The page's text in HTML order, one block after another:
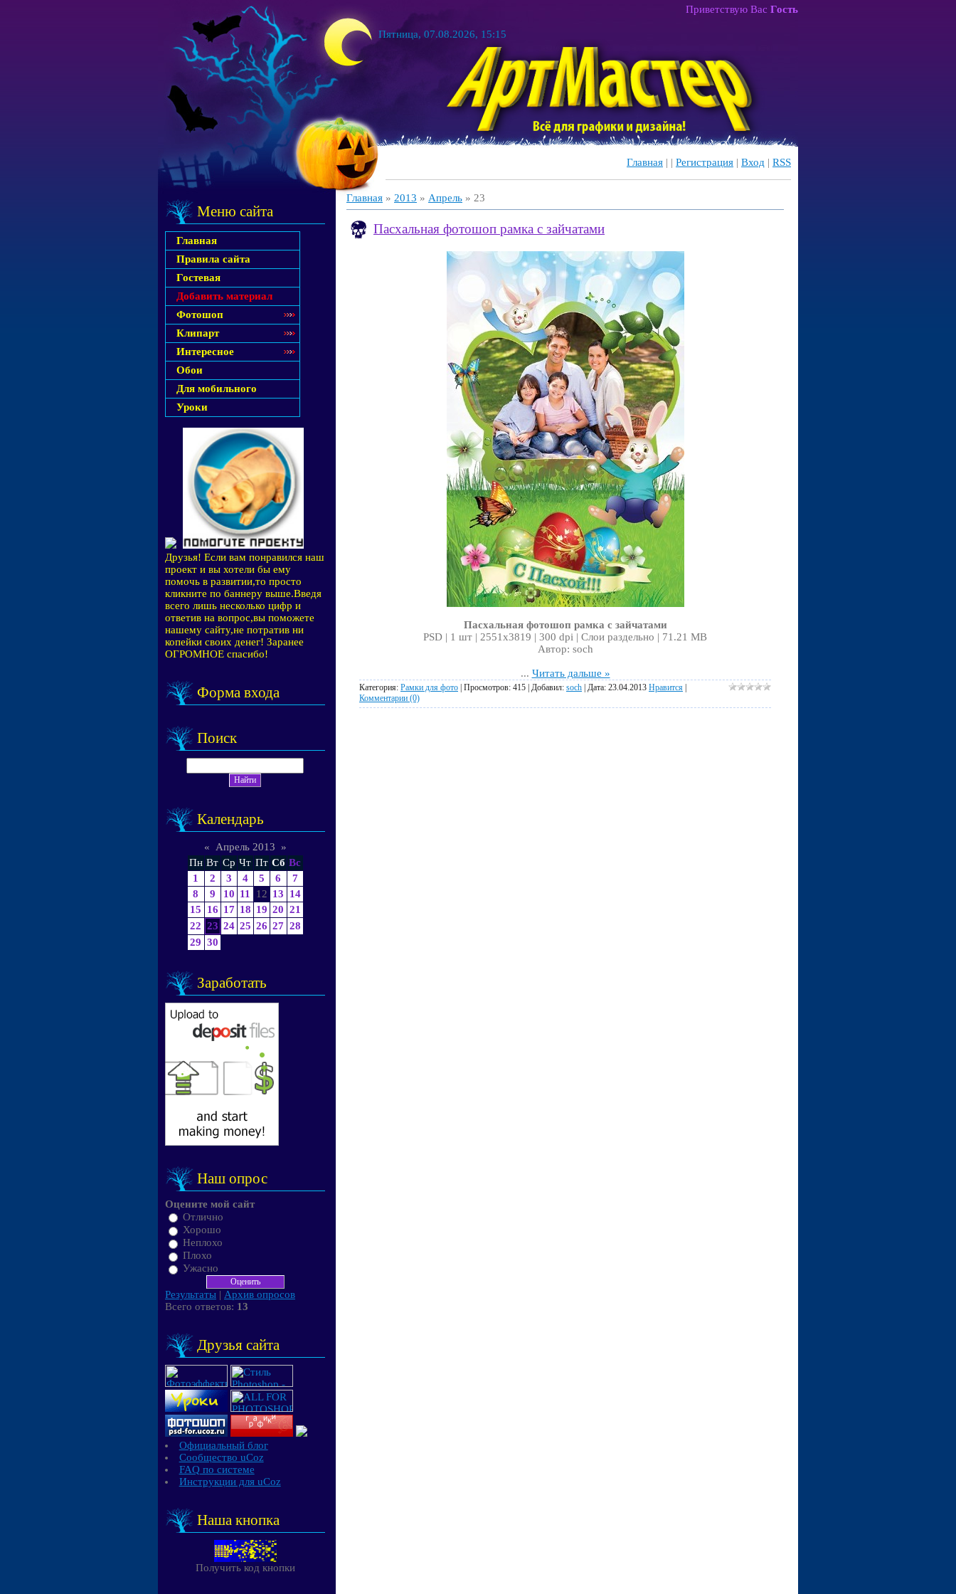
Пятница, 07.08.2026, 15:15
Приветствую Вас Гость
Главная | | Регистрация | Вход | RSS
Меню сайта
Главная
Правила сайта
Гостевая
Добавить материал
Фотошоп
Клипарт
Интересное
Обои
Для мобильного
Уроки
Друзья! Если вам понравился наш
проект и вы хотели бы ему
помочь в развитии,то просто
кликните по баннеру выше.Введя
всего лишь несколько цифр и
ответив на вопрос,вы поможете
нашему сайту,не потратив ни
копейки своих денег! Заранее
ОГРОМНОЕ спасибо!
Форма входа
Поиск
Календарь
« Апрель 2013
»
Пн Вт Ср Чт Пт Сб Вс
1
2 3 4 5 6
7
8
9 10 11 12 13
14
15
16 17 18 19 20 21
22 23 24 25 26 27 28
29 30
Заработать
Наш опрос
Оцените мой сайт
Отлично
Хорошо
Неплохо
Плохо
Ужасно
Результаты | Архив опросов
Всего ответов: 13
Друзья сайта
Официальный блог
Сообщество uCoz
FAQ по системе
Инструкции для uCoz
Наша кнопка
Получить код кнопки
Главная » 2013 » Апрель » 23
Пасхальная фотошоп рамка с зайчатами
Пасхальная фотошоп рамка с зайчатами
PSD | 1 шт | 2551x3819 | 300 dpi | Слои раздельно | 71.21 MB
Автор: soch
... Читать дальше »
Категория: Рамки для фото | Просмотров: 415 | Добавил: soch | Дата: 23.04.2013 Нравится |
Комментарии (0)